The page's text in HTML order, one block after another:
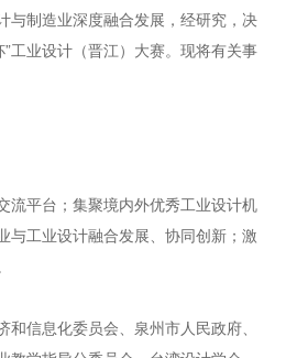
与制造业深度融合发展，经研究，决
工业设计（晋江）大赛。现将有关事
流平台；集聚境内外优秀工业设计机
与工业设计融合发展、协同创新；激
和信息化委员会、泉州市人民政府、